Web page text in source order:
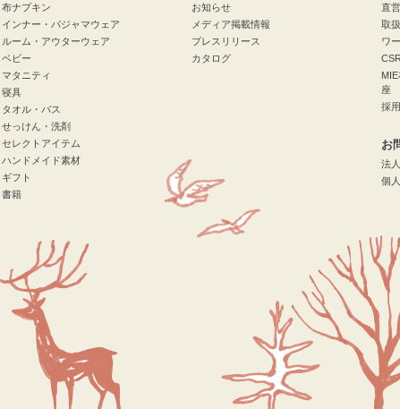
布ナプキン
インナー・パジャマウェア
ルーム・アウターウェア
ベビー
マタニティ
寝具
タオル・バス
せっけん・洗剤
セレクトアイテム
ハンドメイド素材
ギフト
書籍
お知らせ
メディア掲載情報
プレスリリース
カタログ
直
取
ワ
座
採用
お
法
個